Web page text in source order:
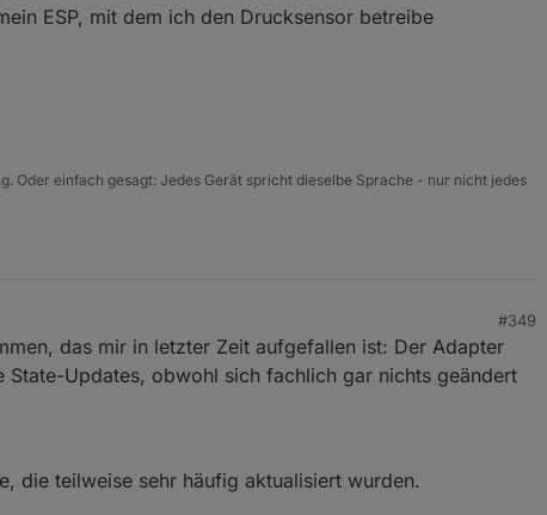
ESP, mit dem ich den Drucksensor betreibe
einfach gesagt: Jedes Gerät spricht dieselbe Sprache - nur nicht jedes
#349
das mir in letzter Zeit aufgefallen ist: Der Adapter
State-Updates, obwohl sich fachlich gar nichts geändert
die teilweise sehr häufig aktualisiert wurden.